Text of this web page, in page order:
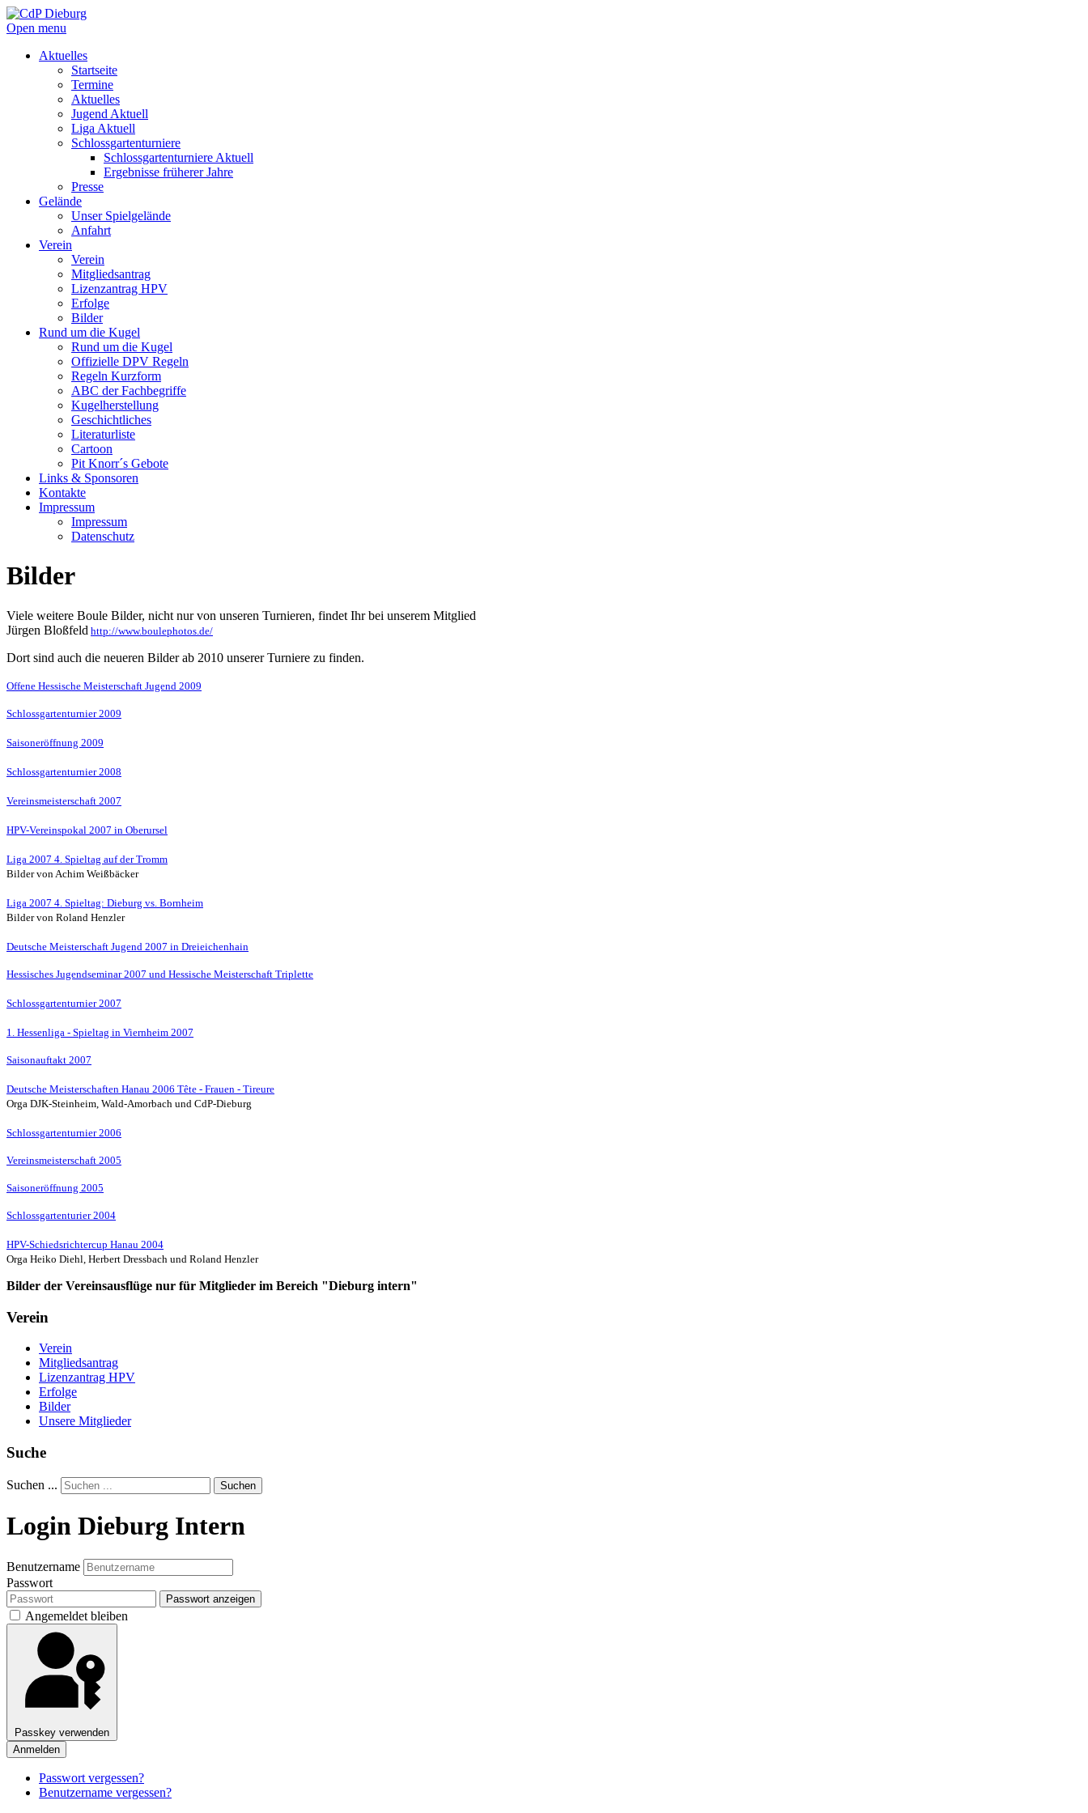
Open menu
Aktuelles
Startseite
Termine
Aktuelles
Jugend Aktuell
Liga Aktuell
Schlossgartenturniere
Schlossgartenturniere Aktuell
Ergebnisse früherer Jahre
Presse
Gelände
Unser Spielgelände
Anfahrt
Verein
Verein
Mitgliedsantrag
Lizenzantrag HPV
Erfolge
Bilder
Rund um die Kugel
Rund um die Kugel
Offizielle DPV Regeln
Regeln Kurzform
ABC der Fachbegriffe
Kugelherstellung
Geschichtliches
Literaturliste
Cartoon
Pit Knorr´s Gebote
Links & Sponsoren
Kontakte
Impressum
Impressum
Datenschutz
Bilder
Viele weitere Boule Bilder, nicht nur von unseren Turnieren, findet Ihr bei unserem Mitglied
Jürgen Bloßfeld http://www.boulephotos.de/
Dort sind auch die neueren Bilder ab 2010 unserer Turniere zu finden.
Offene Hessische Meisterschaft Jugend 2009
Schlossgartenturnier 2009
Saisoneröffnung 2009
Schlossgartenturnier 2008
Vereinsmeisterschaft 2007
HPV-Vereinspokal 2007 in Oberursel
Liga 2007 4. Spieltag auf der Tromm
Bilder von Achim Weißbäcker
Liga 2007 4. Spieltag: Dieburg vs. Bornheim
Bilder von Roland Henzler
Deutsche Meisterschaft Jugend 2007 in Dreieichenhain
Hessisches Jugendseminar 2007 und Hessische Meisterschaft Triplette
Schlossgartenturnier 2007
1. Hessenliga - Spieltag in Viernheim 2007
Saisonauftakt 2007
Deutsche Meisterschaften Hanau 2006 Tête - Frauen - Tireure
Orga DJK-Steinheim, Wald-Amorbach und CdP-Dieburg
Schlossgartenturnier 2006
Vereinsmeisterschaft 2005
Saisoneröffnung 2005
Schlossgartenturier 2004
HPV-Schiedsrichtercup Hanau 2004
Orga Heiko Diehl, Herbert Dressbach und Roland Henzler
Bilder der Vereinsausflüge nur für Mitglieder im Bereich "Dieburg intern"
Verein
Verein
Mitgliedsantrag
Lizenzantrag HPV
Erfolge
Bilder
Unsere Mitglieder
Suche
Suchen ... Suchen
Login Dieburg Intern
Benutzername
Passwort
Passwort anzeigen
Angemeldet bleiben
Passkey verwenden
Anmelden
Passwort vergessen?
Benutzername vergessen?